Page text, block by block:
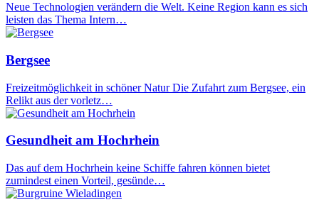
Neue Technologien verändern die Welt. Keine Region kann es sich
leisten das Thema Intern…
Bergsee
Freizeitmöglichkeit in schöner Natur Die Zufahrt zum Bergsee, ein
Relikt aus der vorletz…
Gesundheit am Hochrhein
Das auf dem Hochrhein keine Schiffe fahren können bietet
zumindest einen Vorteil, gesünde…